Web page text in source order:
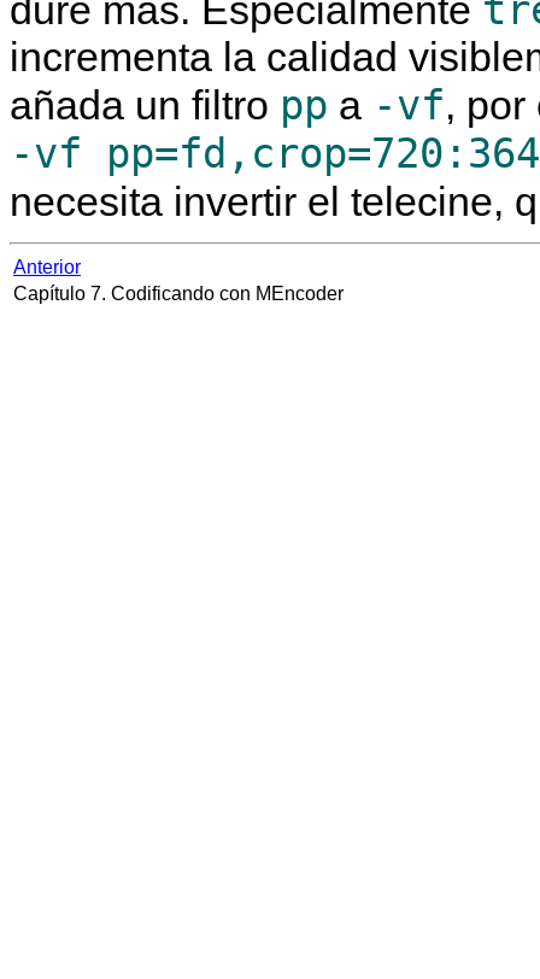
dure más. Especialmente
incrementa la calidad
añada un filtro pp a -vf, por
-vf
necesita invertir el telecine,
Anterior
Capítulo 7. Codificando con MEncoder